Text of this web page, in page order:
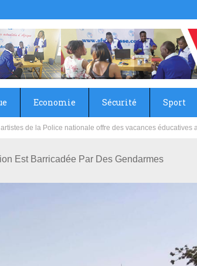
Economie Sécurité Sport
et collège du Camp Général Aboubacar Sangoulé
Est Barricadée Par Des Gendarmes